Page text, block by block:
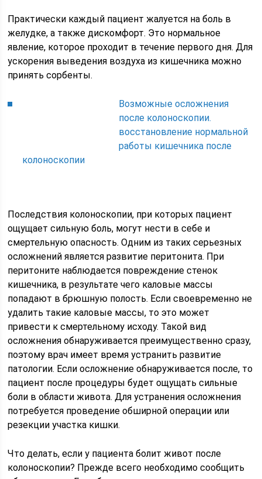
Практически каждый пациент жалуется на боль в
желудке, а также дискомфорт. Это нормальное
явление, которое проходит в течение первого дня. Для
ускорения выведения воздуха из кишечника можно
принять сорбенты.
Возможные осложнения
после колоноскопии.
восстановление нормальной
работы кишечника после
колоноскопии
Последствия колоноскопии, при которых пациент
ощущает сильную боль, могут нести в себе и
смертельную опасность. Одним из таких серьезных
осложнений является развитие перитонита. При
перитоните наблюдается повреждение стенок
кишечника, в результате чего каловые массы
попадают в брюшную полость. Если своевременно не
удалить такие каловые массы, то это может
привести к смертельному исходу. Такой вид
осложнения обнаруживается преимущественно сразу,
поэтому врач имеет время устранить развитие
патологии. Если осложнение обнаруживается после, то
пациент после процедуры будет ощущать сильные
боли в области живота. Для устранения осложнения
потребуется проведение обширной операции или
резекции участка кишки.
Что делать, если у пациента болит живот после
колоноскопии? Прежде всего необходимо сообщить